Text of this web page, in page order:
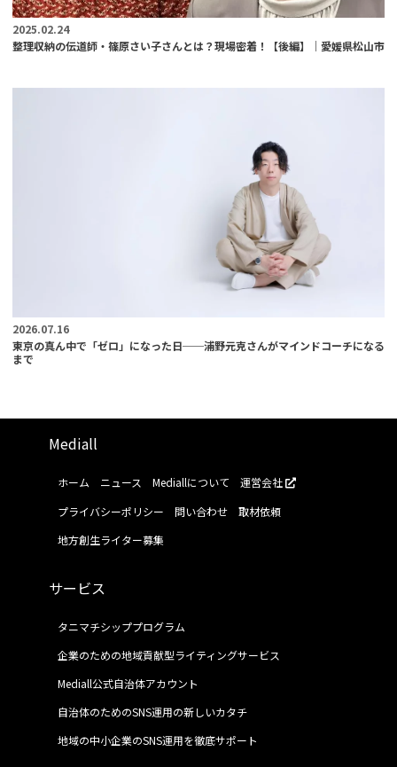
2025.02.24
整理収納の伝道師・篠原さい子さんとは？現場密着！【後編】｜愛媛県松山市
2026.07.16
東京の真ん中で「ゼロ」になった日──浦野元克さんがマインドコーチになる
まで
Mediall
ホーム ニュース Mediallについて
運営会社
プライバシーポリシー
問い合わせ
取材依頼
地方創生ライター募集
サービス
タニマチシッププログラム
企業のための地域貢献型ライティングサービス
Mediall公式自治体アカウント
自治体のためのSNS運用の新しいカタチ
地域の中小企業のSNS運用を徹底サポート